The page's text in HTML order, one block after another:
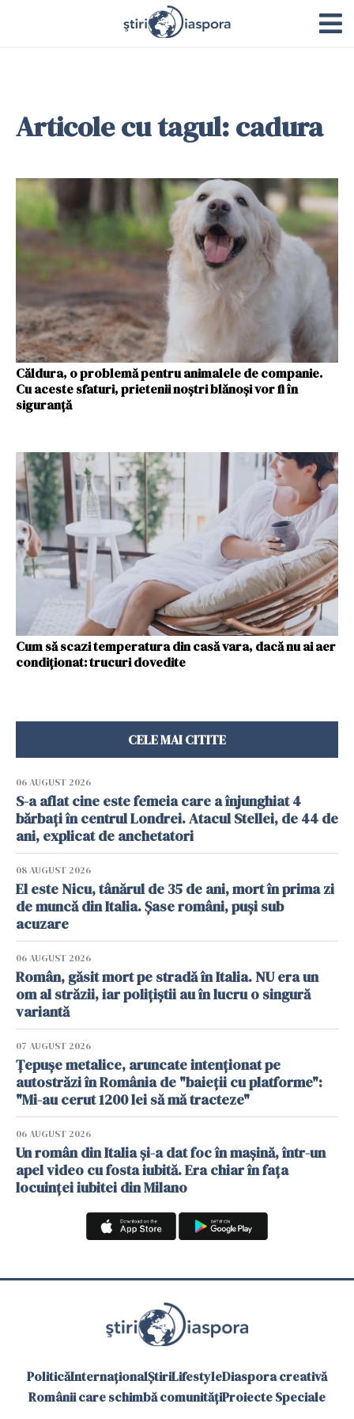
Articole cu tagul: cadura
Căldura, o problemă pentru animalele de companie.
Cu aceste sfaturi, prietenii noștri blănoși vor fi în
siguranță
Cum să scazi temperatura din casă vara, dacă nu ai aer
condiționat: trucuri dovedite
CELE MAI CITITE
06 AUGUST 2026
S-a aflat cine este femeia care a înjunghiat 4
bărbați în centrul Londrei. Atacul Stellei, de 44 de
ani, explicat de anchetatori
08 AUGUST 2026
El este Nicu, tânărul de 35 de ani, mort în prima zi
de muncă din Italia. Șase români, puși sub
acuzare
06 AUGUST 2026
Român, găsit mort pe stradă în Italia. NU era un
om al străzii, iar polițiștii au în lucru o singură
variantă
07 AUGUST 2026
Țepușe metalice, aruncate intenționat pe
autostrăzi în România de "baieții cu platforme":
"Mi-au cerut 1200 lei să mă tracteze"
06 AUGUST 2026
Un român din Italia și-a dat foc în mașină, într-un
apel video cu fosta iubită. Era chiar în fața
locuinței iubitei din Milano
PoliticăInternaționalȘtiriLifestyleDiaspora creativă
Românii care schimbă comunitățiProiecte Speciale